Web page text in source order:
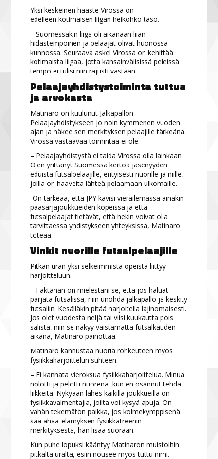
Yksi keskeinen haaste Virossa on
edelleen kotimaisen liigan heikohko taso.
– Suomessakin liiga oli aikanaan liian
hidastempoinen ja pelaajat olivat huonossa
kunnossa. Seuraava askel Virossa on kehittää
kotimaista liigaa, jotta kansainvälisissä peleissä
tempo ei tulisi niin rajusti vastaan.
Pelaajayhdistystoiminta tuttua
ja arvokasta
Matinaro on kuulunut Jalkapallon
Pelaajayhdistykseen jo noin kymmenen vuoden
ajan ja näkee sen merkityksen pelaajille tärkeänä.
Virossa vastaavaa toimintaa ei ole.
– Pelaajayhdistystä ei taida Virossa olla lainkaan.
Olen yrittänyt Suomessa kertoa jäsenyyden
eduista futsalpelaajille, erityisesti nuorille ja niille,
joilla on haaveita lähteä pelaamaan ulkomaille.
-On tärkeää, että JPY kävisi vierailemassa ainakin
pääsarjajoukkueiden kopeissa ja että
futsalpelaajat tietävät, että hekin voivat olla
tarvittaessa yhdistykseen yhteyksissä, Matinaro
toteaa.
Vinkit nuorille futsalpelaajille
Pitkän uran yksi selkeimmistä opeista liittyy
harjoitteluun.
– Faktahan on mielestäni se, että jos haluat
pärjätä futsalissa, niin unohda jalkapallo ja keskity
futsaliin. Kesälläkin pitää harjoitella lajinomaisesti.
Jos olet vuodesta neljä tai viisi kuukautta pois
salista, niin se näkyy väistämättä futsalkauden
aikana, Matinaro painottaa.
Matinaro kannustaa nuoria rohkeuteen myös
fysiikkaharjoittelun suhteen.
– Ei kannata vieroksua fysiikkaharjoittelua. Minua
nolotti ja pelotti nuorena, kun en osannut tehdä
liikkeitä. Nykyään lähes kaikilla joukkueilla on
fysiikkavalmentajia, joilta voi kysyä apuja. On
vähän tekemätön paikka, jos kolmekymppisenä
saa ahaa-elämyksen fysiikkatreenin
merkityksestä, hän lisää suoraan.
Kun puhe lopuksi kääntyy Matinaron muistoihin
pitkältä uralta, esiin nousee myös tuttu nimi.